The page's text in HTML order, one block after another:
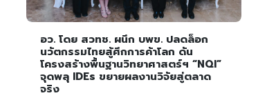
อว. โดย สวทช. ผนึก บพข. ปลดล็อก
นวัตกรรมไทยสู้ศึกการค้าโลก ดัน
โครงสร้างพื้นฐานวิทยาศาสตร์ฯ “NQI”
จุดพลุ IDEs ขยายผลงานวิจัยสู่ตลาด
จริง